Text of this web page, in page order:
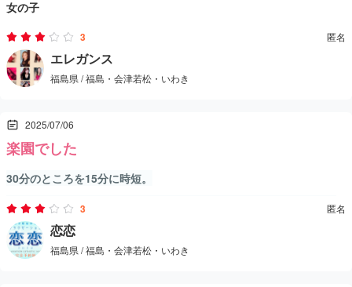
力加減も悪くなく、心地よいリラックスタイムを過ごせました。さ
らに施術の合間には自然な流れでイチャイチャとした雰囲気にな
り、驚いたのはオーラルのサービスまであったこと。その後はハン
ドでの仕上げとなりましたが、全体を通じて十分に満足感を得られ
価格がもう少し抑えられれば嬉しいところですが、個人的にはまた
験を求める方にはおすすめできると思います。
女の子
普通にかわいい。チャイの子。日本語話せる。年齢は20後半から30
くらい？スタイルも良く個人的には大当たり。
部屋
しないし清潔感高い。
施術流れ（90分）
脱衣サポ→部屋のマット上でフェザータッチ泡洗体→四つん這いの
キワキワ洗体→シャワールームにて女の子も全裸で洗い流し（密着
度高い）→再度フェザータッチからのHJやスマタ、こちらからの攻
めもあり→HJフィニッシュ後、シャワー→しっかりマッサージ
感想
値段は高め？けれどオールヌードだしこちらからも色々攻めれる、
3 匿名
エレガンス
福島県 / 福島・会津若松・いわき
2025/07/06
楽園でした
30分のところを15分に時短。
その間、話しかけてくれることもなく、終始だるそうな感じ。受付
の対応も悪く、高圧的であまりオススメはしないです。
3 匿名
恋恋
福島県 / 福島・会津若松・いわき